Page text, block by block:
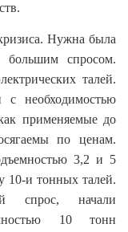
Нужна была
большим спросом.
талей.
необходимостью
применяемые до
по ценам.
3,2 и 5
10-и тонных талей.
спрос, начали
10 тонн